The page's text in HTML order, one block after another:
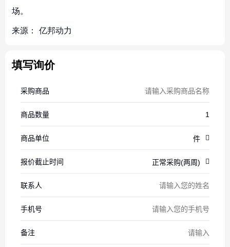
场。
来源： 亿邦动力
填写询价